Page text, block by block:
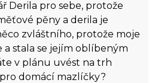
Derila pro sebe, protože
pěny a derila je
zvláštního, protože moje
a stala se jejím oblíbeným
v plánu uvést na trh
domácí mazlíčky?